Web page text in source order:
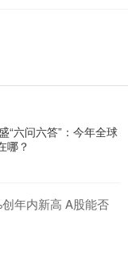
“六问六答”：今年全球
哪？
年内新高 A股能否